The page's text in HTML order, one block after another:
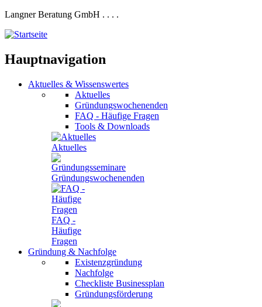
Langner Beratung GmbH . . . .
Hauptnavigation
Aktuelles & Wissenswertes
Aktuelles
Gründungswochenenden
FAQ - Häufige Fragen
Tools & Downloads
Aktuelles
Gründungswochenenden
FAQ -
Häufige
Fragen
Gründung & Nachfolge
Existenzgründung
Nachfolge
Checkliste Businessplan
Gründungsförderung